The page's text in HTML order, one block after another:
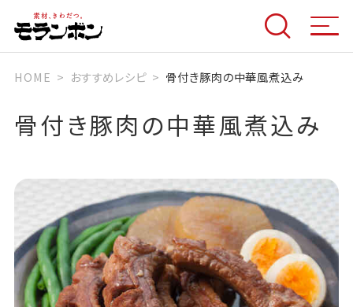
HOME おすすめレシピ 骨付き豚肉の中華風煮込み
骨付き豚肉の中華風煮込み